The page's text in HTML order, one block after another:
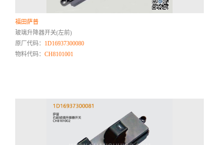
福田萨普
玻璃升降器开关(左前)
原厂代码： 1D16937300080
物料代码：CH8101001